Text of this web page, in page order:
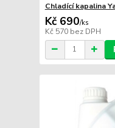
Chladící kapalina
Kč 690/ks
Kč 570 bez DPH